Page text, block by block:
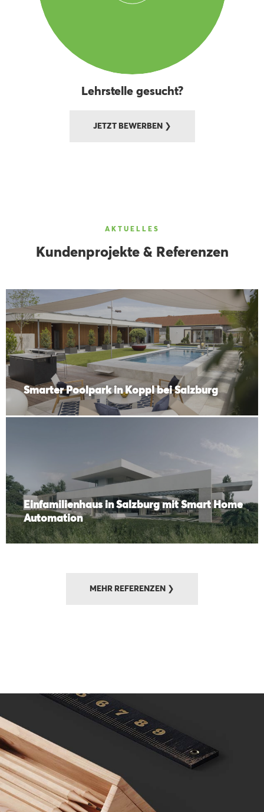
Lehrstelle gesucht?
JETZT BEWERBEN ❯
AKTUELLES
Kundenprojekte & Referenzen
Smarter Poolpark in Koppl bei Salzburg
Einfamilienhaus in Salzburg mit Smart Home
Automation
MEHR REFERENZEN ❯